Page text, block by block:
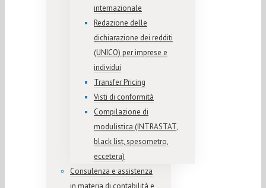
internazionale
Redazione delle
dichiarazione dei redditi
(UNICO) per imprese e
individui
Transfer Pricing
Visti di conformità
Compilazione di
modulistica (INTRASTAT,
black list, spesometro,
eccetera)
Consulenza e assistenza
in materia di contabilità e